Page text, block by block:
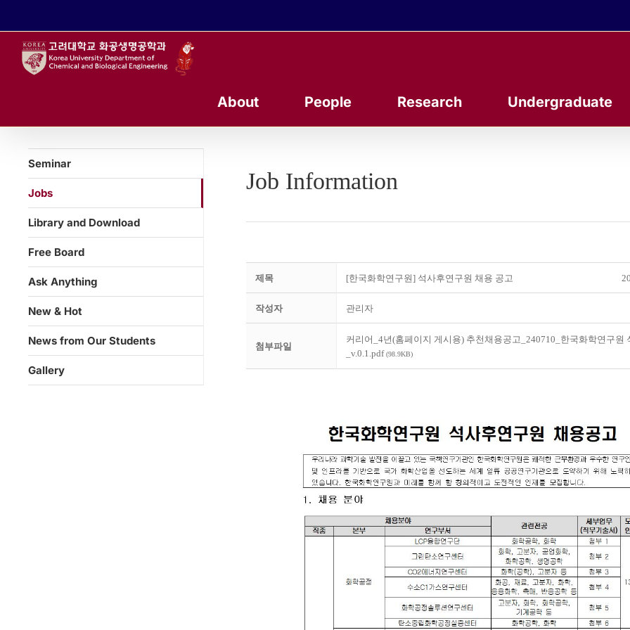
About People Research Undergraduate
Job Information
제목 [한국화학연구원] 석사후연구원 채용 공고
작성자 관리자
첨부파일
커리어_4년(홈페이지 게시용) 추천채용공고_240710_한국화학연구원
_v.0.1.pdf(98.9KB)
Seminar
Jobs
Library and Download
Free Board
Ask Anything
New & Hot
News from Our Students
Gallery